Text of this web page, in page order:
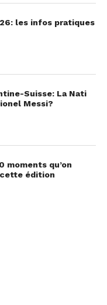
20 mai
?
de moi
les infos pratiques
Suisse: La Nati
Messi?
moments qu’on
cette édition